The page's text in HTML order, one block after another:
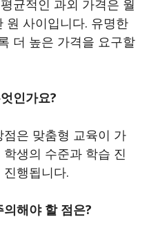
균적인 과외 가격은 월
원 사이입니다. 유명한
더 높은 가격을 요구할
인가요?
은 맞춤형 교육이 가
생의 수준과 학습 진
행됩니다.
해야 할 점은?